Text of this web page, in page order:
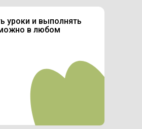
уроки и выполнять
в любом